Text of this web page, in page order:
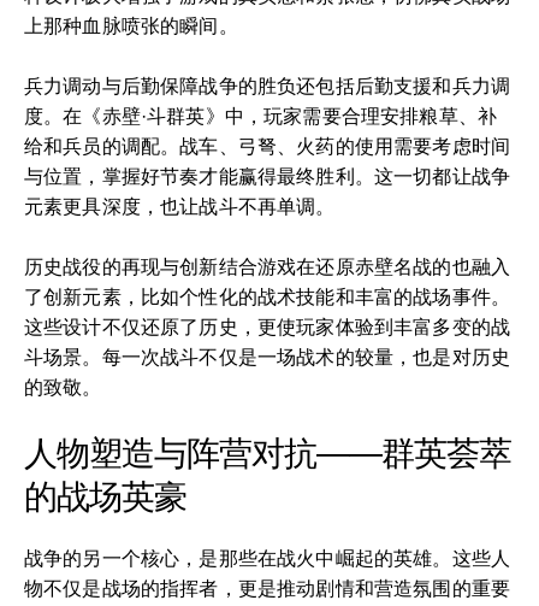
上那种血脉喷张的瞬间。
兵力调动与后勤保障战争的胜负还包括后勤支援和兵力调
度。在《赤壁·斗群英》中，玩家需要合理安排粮草、补
给和兵员的调配。战车、弓弩、火药的使用需要考虑时间
与位置，掌握好节奏才能赢得最终胜利。这一切都让战争
元素更具深度，也让战斗不再单调。
历史战役的再现与创新结合游戏在还原赤壁名战的也融入
了创新元素，比如个性化的战术技能和丰富的战场事件。
这些设计不仅还原了历史，更使玩家体验到丰富多变的战
斗场景。每一次战斗不仅是一场战术的较量，也是对历史
的致敬。
人物塑造与阵营对抗——群英荟萃
的战场英豪
战争的另一个核心，是那些在战火中崛起的英雄。这些人
物不仅是战场的指挥者，更是推动剧情和营造氛围的重要